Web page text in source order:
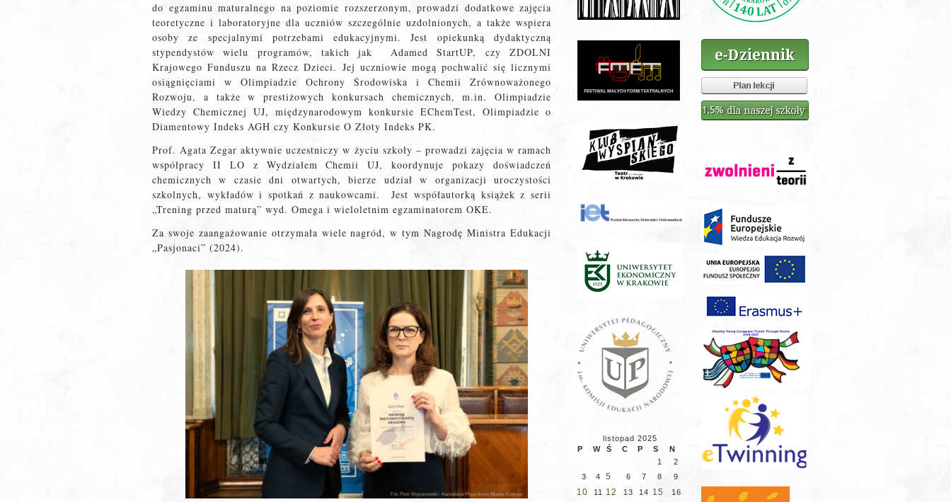
do egzaminu maturalnego na poziomie rozszerzonym, prowadzi dodatkowe zajęcia
teoretyczne i laboratoryjne dla uczniów szczególnie uzdolnionych, a także wspiera
osoby ze specjalnymi potrzebami edukacyjnymi. Jest opiekunką dydaktyczną
stypendystów wielu programów, takich jak Adamed StartUP, czy ZDOLNI
Krajowego Funduszu na Rzecz Dzieci. Jej uczniowie mogą pochwalić się licznymi
osiągnięciami w Olimpiadzie Ochrony Środowiska i Chemii Zrównoważonego
Rozwoju, a także w prestiżowych konkursach chemicznych, m.in. Olimpiadzie
Wiedzy Chemicznej UJ, międzynarodowym konkursie EChemTest, Olimpiadzie o
Diamentowy Indeks AGH czy Konkursie O Złoty Indeks PK.
Prof. Agata Zegar aktywnie uczestniczy w życiu szkoły – prowadzi zajęcia w ramach
współpracy II LO z Wydziałem Chemii UJ, koordynuje pokazy doświadczeń
chemicznych w czasie dni otwartych, bierze udział w organizacji uroczystości
szkolnych, wykładów i spotkań z naukowcami. Jest współautorką książek z serii
„Trening przed maturą” wyd. Omega i wieloletnim egzaminatorem OKE.
Za swoje zaangażowanie otrzymała wiele nagród, w tym Nagrodę Ministra Edukacji
„Pasjonaci” (2024).
listopad 2025
P
W Ś C P S
N
1
2
3
4 5 6 7 8 9
10 11 12 13 14 15
16